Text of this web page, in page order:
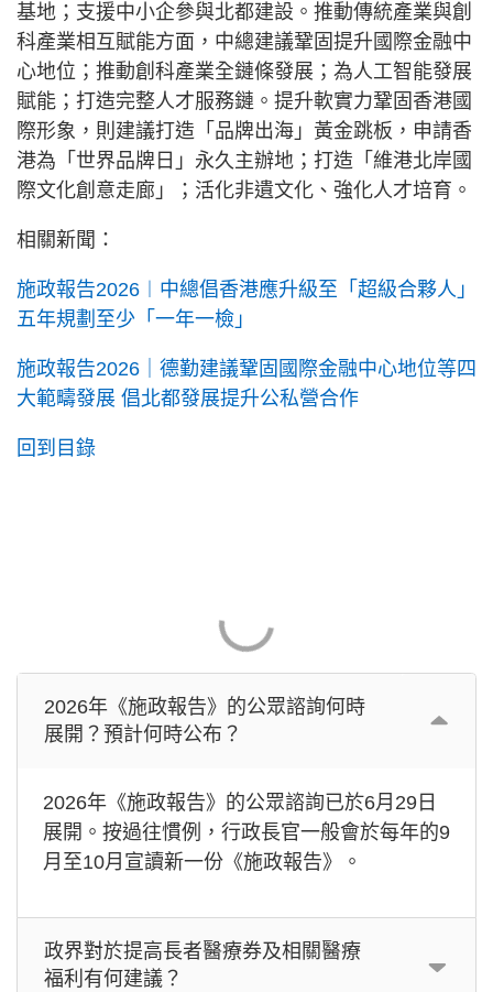
基地；支援中小企參與北都建設。推動傳統產業與創
科產業相互賦能方面，中總建議鞏固提升國際金融中
心地位；推動創科產業全鏈條發展；為人工智能發展
賦能；打造完整人才服務鏈。提升軟實力鞏固香港國
際形象，則建議打造「品牌出海」黃金跳板，申請香
港為「世界品牌日」永久主辦地；打造「維港北岸國
際文化創意走廊」；活化非遺文化、強化人才培育。
相關新聞：
施政報告2026︱中總倡香港應升級至「超級合夥人」
五年規劃至少「一年一檢」
施政報告2026｜德勤建議鞏固國際金融中心地位等四
大範疇發展 倡北都發展提升公私營合作
回到目錄
2026年《施政報告》的公眾諮詢何時
展開？預計何時公布？
2026年《施政報告》的公眾諮詢已於6月29日
展開。按過往慣例，行政長官一般會於每年的9
月至10月宣讀新一份《施政報告》。
政界對於提高長者醫療券及相關醫療
福利有何建議？